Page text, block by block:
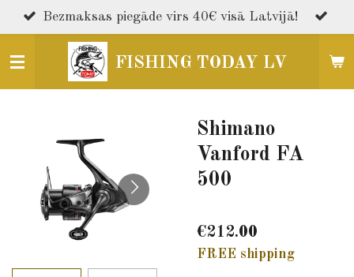
Skip
to
main
FISHING TODAY LV
Bezmaksas piegāde virs 40€ visā Latvijā!
Shimano
Vanford FA
500
€212.00
FREE shipping